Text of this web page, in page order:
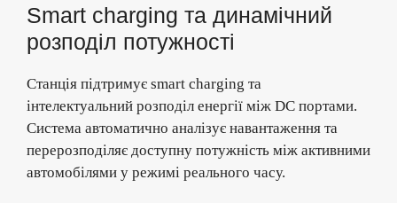
Smart charging та динамічний
розподіл потужності
Станція підтримує smart charging та
інтелектуальний розподіл енергії між DC портами.
Система автоматично аналізує навантаження та
перерозподіляє доступну потужність між активними
автомобілями у режимі реального часу.